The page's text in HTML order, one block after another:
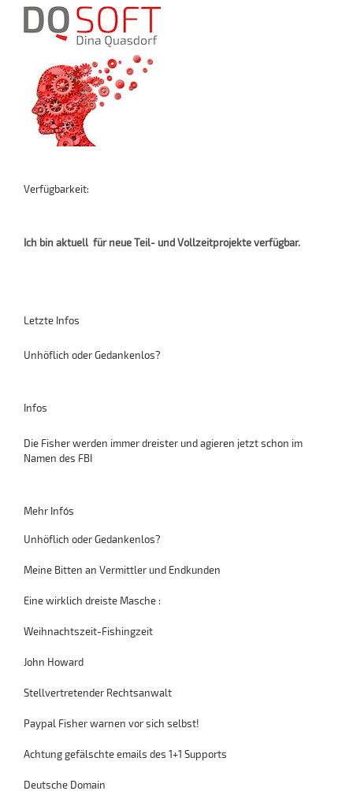
Verfügbarkeit:
Ich bin aktuell für neue Teil- und Vollzeitprojekte verfügbar.
Letzte Infos
Unhöflich oder Gedankenlos?
Infos
Die Fisher werden immer dreister und agieren jetzt schon im
Namen des FBI
Mehr Info´s
Unhöflich oder Gedankenlos?
Meine Bitten an Vermittler und Endkunden
Eine wirklich dreiste Masche :
Weihnachtszeit-Fishingzeit
John Howard
Stellvertretender Rechtsanwalt
Paypal Fisher warnen vor sich selbst!
Achtung gefälschte emails des 1+1 Supports
Deutsche Domain